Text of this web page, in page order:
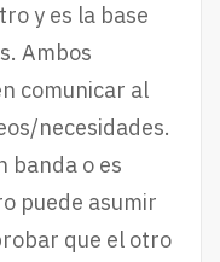
y es la base
Ambos
comunicar al
necesidades.
banda o es
puede asumir
que el otro